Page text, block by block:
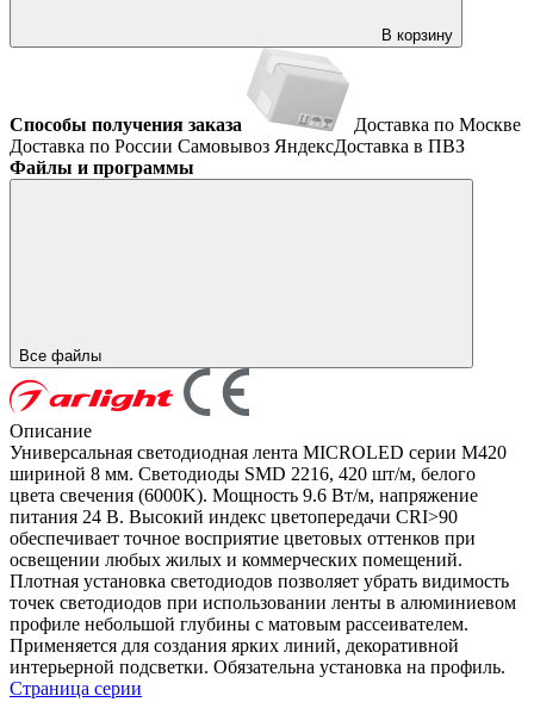
В корзину
Способы получения заказа
Доставка по Москве
Доставка по России Самовывоз ЯндексДоставка в ПВЗ
Файлы и программы
Все файлы
Описание
Универсальная светодиодная лента MICROLED серии M420
шириной 8 мм. Светодиоды SMD 2216, 420 шт/м, белого
цвета свечения (6000K). Мощность 9.6 Вт/м, напряжение
питания 24 В. Высокий индекс цветопередачи CRI>90
обеспечивает точное восприятие цветовых оттенков при
освещении любых жилых и коммерческих помещений.
Плотная установка светодиодов позволяет убрать видимость
точек светодиодов при использовании ленты в алюминиевом
профиле небольшой глубины с матовым рассеивателем.
Применяется для создания ярких линий, декоративной
интерьерной подсветки. Обязательна установка на профиль.
Страница серии